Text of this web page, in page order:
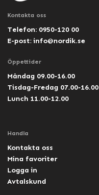
Kontakta oss
Telefon: 0950-120 00
E-post: info@nordik.se
Öppettider
Måndag 09.00-16.00
Tisdag-Fredag 07.00-16.00
Lunch 11.00-12.00
Handla
Kontakta oss
Mina favoriter
Logga in
Avtalskund